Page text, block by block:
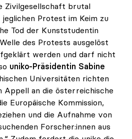
Zivilgesellschaft brutal
Protest im Keim zu
Tod der Kunststudentin
des Protests ausgelöst
werden und darf nicht
uniko-Präsidentin Sabine
Universitäten richten
Appell an die österreichische
Europäische Kommission,
und die Aufnahme von
Forscher:innen aus